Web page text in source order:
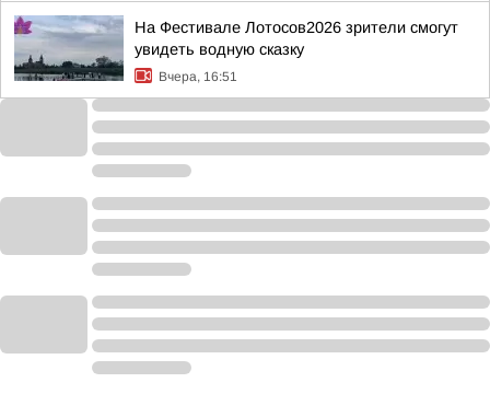
На Фестивале Лотосов2026 зрители смогут
увидеть водную сказку
Вчера, 16:51